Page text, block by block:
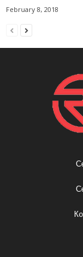
February 8, 2018